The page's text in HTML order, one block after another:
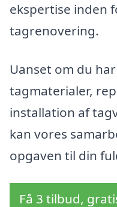
ekspertise inden
tagrenovering.
Uanset om du
tagmaterialer,
installation af
kan vores
opgaven til din
Få 3 tilbud,